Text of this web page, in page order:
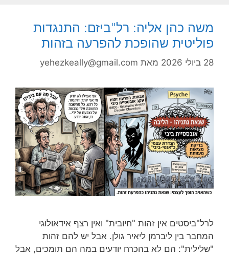
משה כהן אליה: רל"ביזם: התנגדות
פוליטית שהופכת להפרעה בזהות
28 ביולי 2026 מאת yehezkeally@gmail.com
לרל"ביסטים אין זהות "חיובית" ואין רצף אידאולוגי
המחבר בין ליברמן ליאיר גולן. אבל יש להם זהות
"שלילית": הם לא בהכרח יודעים במה הם תומכים, אבל